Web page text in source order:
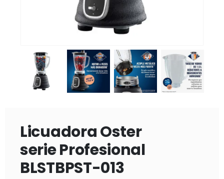
Licuadora Oster
serie Profesional
BLSTBPST-013